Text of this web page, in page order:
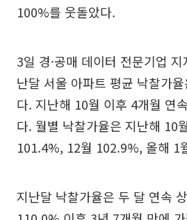
100%를 웃돌았다.
3일 경·공매 데이터 전문기업
난달 서울 아파트 평균 낙찰가
다. 지난해 10월 이후 4개월 연
다. 월별 낙찰가율은 지난해 10
101.4%, 12월 102.9%, 올해 1
지난달 낙찰가율은 두 달 연속